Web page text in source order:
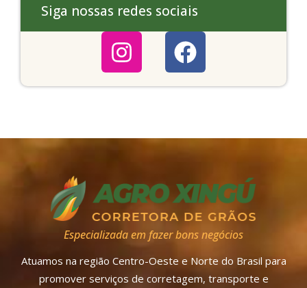
Siga nossas redes sociais
Especializada em fazer bons negócios
Atuamos na região Centro-Oeste e Norte do Brasil para
promover serviços de corretagem, transporte e